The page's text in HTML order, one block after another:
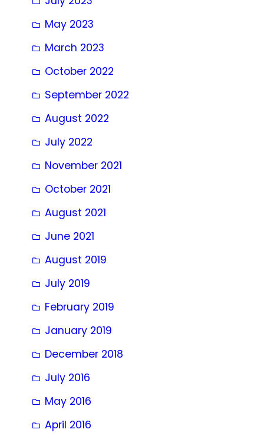
May 2023
March 2023
October 2022
September 2022
August 2022
July 2022
November 2021
October 2021
August 2021
June 2021
August 2019
July 2019
February 2019
January 2019
December 2018
July 2016
May 2016
April 2016